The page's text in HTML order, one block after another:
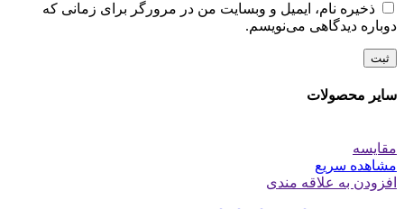
ذخیره نام، ایمیل و وبسایت من در مرورگر برای زمانی که
دوباره دیدگاهی می‌نویسم.
سایر محصولات
مقایسه
مشاهده سریع
افزودن به علاقه مندی